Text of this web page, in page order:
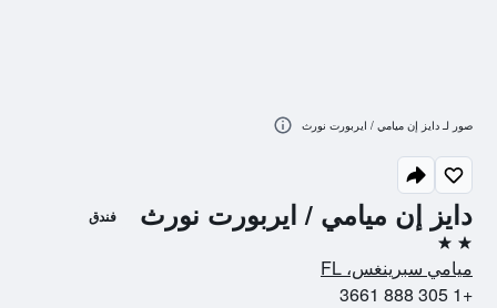
دايز إن ميامي / ايربورت نورث فندق
2 نجمتين
ميامي سبرينغس، FL
+1 305 888 3661
صور لـ دايز إن ميامي / ايربورت نورث